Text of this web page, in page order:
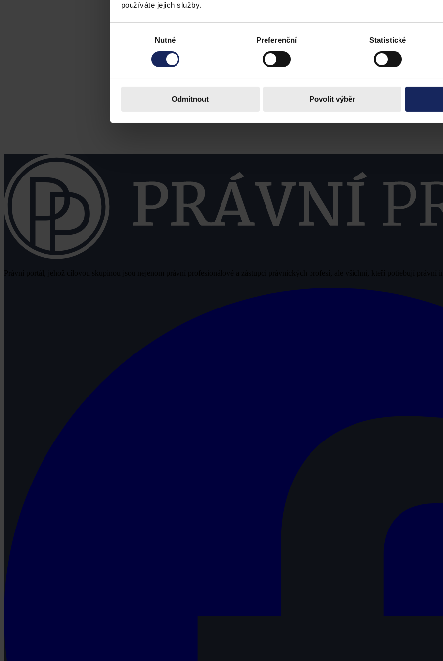
používáte jejich služby.
Nutné Preferenční Statistické
Odmítnout Povolit výběr